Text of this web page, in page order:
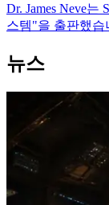
Dr. James Neve는
스템"을 출판했습
뉴스